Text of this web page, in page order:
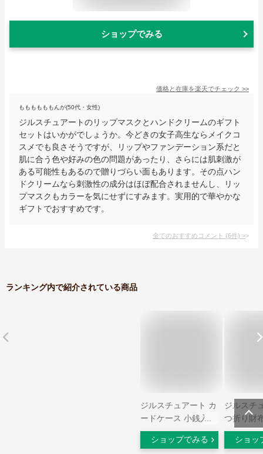
ショップでみる
価格と在庫を楽天でチェック >>
ももももももんが(50代・女性)
ジルスチュアートのリップマスクとハンドクリームのギフト
セットはいかがでしょうか。今どきの女子高生ならメイクコ
スメでも良さそうですが、リップやファンデーション系だと
肌に合う色や好みの色の問題があったり、さらには肌刺激が
ある可能性もあるので贈りづらい面もあります。その点ハン
ドクリームなら刺激性の成分はほぼ配合されませんし、リッ
プマスクもカラーを気にせずにすみます。実用的で華やかな
ギフトでおすすめです。
全てのおすすめコメント (6件) >
ランキング内で紹介されている商品
ジルスチュアート カ
ードケース 小銭入れ
本革 レディース
JSLW3CE1 エンジェ
ショップでみる
ジルスチ
つ折り財
レディー
ターナル
ショッ